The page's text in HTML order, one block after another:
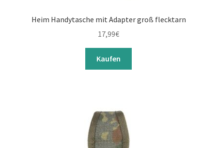
Heim Handytasche mit Adapter groß flecktarn
17,99€
Kaufen